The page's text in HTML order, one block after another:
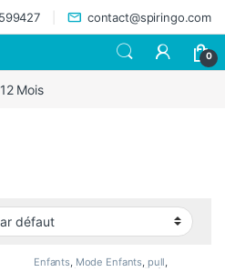
contact@spiringo.com
0
12 Mois
Enfants Mode Enfants pull